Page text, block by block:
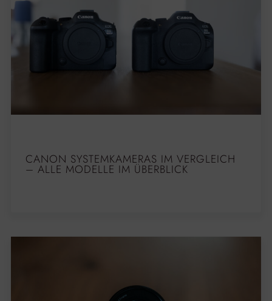
CANON SYSTEMKAMERAS IM VERGLEICH
– ALLE MODELLE IM ÜBERBLICK